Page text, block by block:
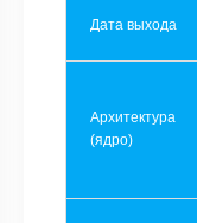
Дата выхода
Архитектура
(ядро)